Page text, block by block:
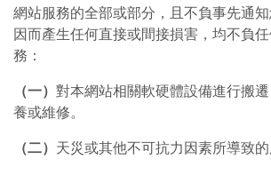
網站服務的全部或部分，且不負事先通
因而產生任何直接或間接損害，均不負
務：
（一） 對本網站相關軟硬體設備進行搬
養或維修。
（二） 天災或其他不可抗力因素所導致的